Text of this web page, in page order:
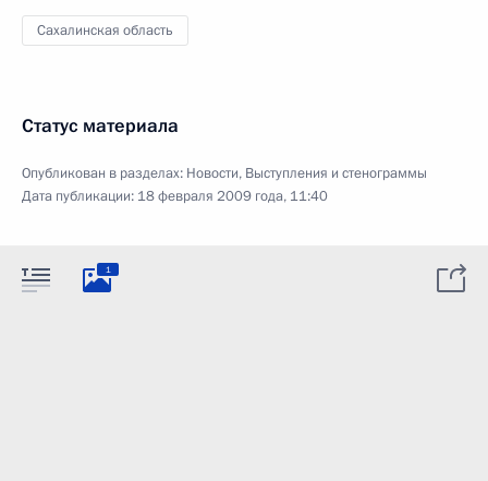
Сахалинская область
Статус материала
Опубликован в разделах: Новости, Выступления и стенограммы
Дата публикации: 18 февраля 2009 года, 11:40
1